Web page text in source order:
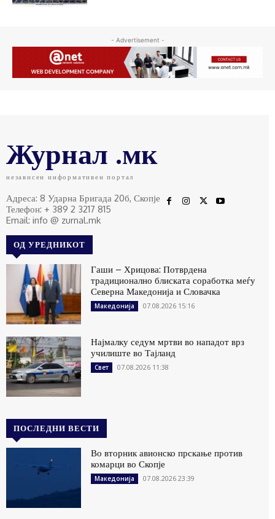
- Advertisement -
Журнал .мк
независен информативен портал
Адреса: 8 Ударна Бригада 20б, Скопје
Телефон: + 389 2 3217 815
Email: info @ zurnal.mk
ОД УРЕДНИКОТ
Гаши – Хрицова: Потврдена
традиционално блиската соработка меѓу
Северна Македонија и Словачка
Македонија 07.08.2026 15:16
Најмалку седум мртви во нападот врз
училиште во Тајланд
Свет 07.08.2026 11:38
ПОСЛЕДНИ ВЕСТИ
Во вторник авионско прскање против
комарци во Скопје
Македонија 07.08.2026 23:39